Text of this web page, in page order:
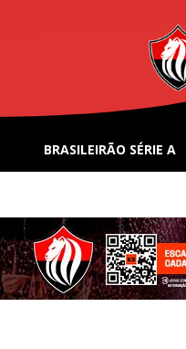
BRASILEIRÃO SÉRIE A